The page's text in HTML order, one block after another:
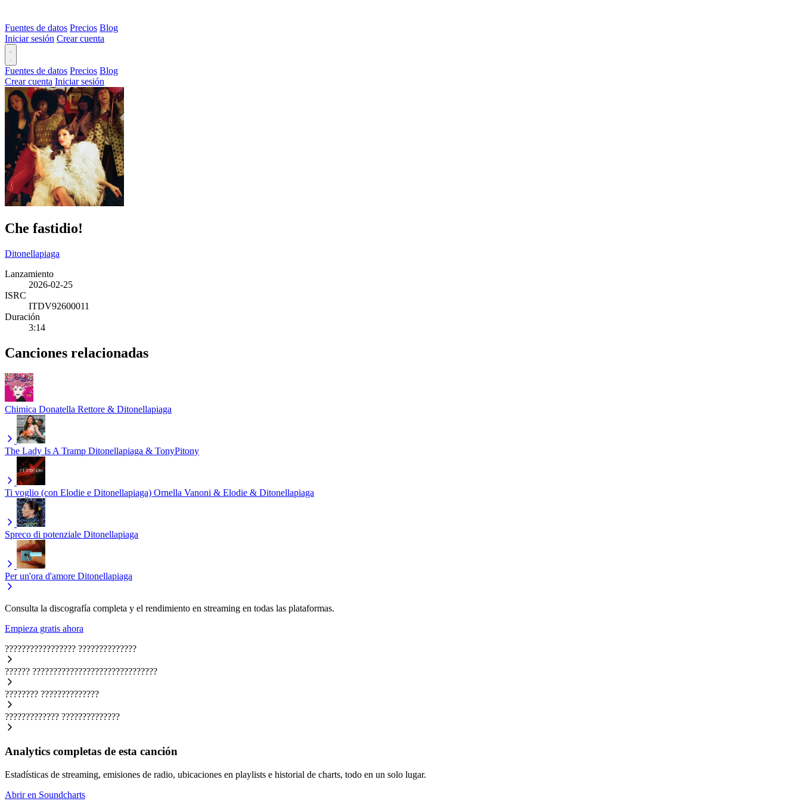
Fuentes de datos Precios Blog
Iniciar sesión Crear cuenta
Fuentes de datos Precios Blog
Crear cuenta Iniciar sesión
Che fastidio!
Ditonellapiaga
Lanzamiento
2026-02-25
ISRC
ITDV92600011
Duración
3:14
Canciones relacionadas
Chimica Donatella Rettore & Ditonellapiaga
The Lady Is A Tramp Ditonellapiaga & TonyPitony
Ti voglio (con Elodie e Ditonellapiaga) Ornella Vanoni & Elodie & Ditonellapiaga
Spreco di potenziale Ditonellapiaga
Per un'ora d'amore Ditonellapiaga
Consulta la discografía completa y el rendimiento en streaming en todas las plataformas.
Empieza gratis ahora
????????????????? ??????????????
?????? ??????????????????????????????
???????? ??????????????
????????????? ??????????????
Analytics completas de esta canción
Estadísticas de streaming, emisiones de radio, ubicaciones en playlists e historial de charts, todo en un solo lugar.
Abrir en Soundcharts